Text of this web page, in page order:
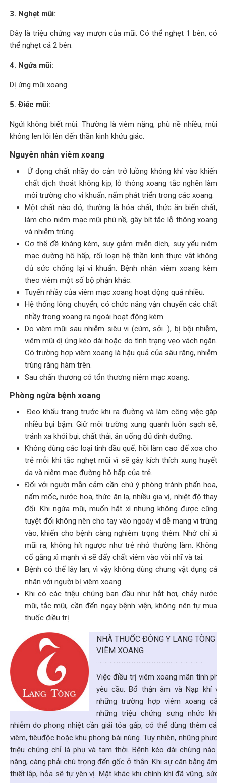
3. Nghẹt mũi:
Đây là triệu chứng vay mượn của mũi. Có thể nghẹt 1 bên, có
thể nghẹt cả 2 bên.
4. Ngứa mũi:
Dị ứng mũi xoang.
5. Điếc mũi:
Ngửi không biết mùi. Thường là viêm nặng, phù nề nhiều, mùi
không len lỏi lên đến thần kinh khứu giác.
Nguyên nhân viêm xoang
Ứ đọng chất nhầy do cản trở luồng không khí vào khiến
chất dịch thoát không kịp, lỗ thông xoang tắc nghẽn làm
môi trường cho vi khuẩn, nấm phát triển trong các xoang.
Một chất nào đó, thường là hóa chất, thức ăn biến chất,
làm cho niêm mạc mũi phù nề, gây bít tắc lỗ thông xoang
và nhiễm trùng.
Cơ thể đề kháng kém, suy giảm miễn dịch, suy yếu niêm
mạc dường hô hấp, rối loạn hệ thần kinh thực vật không
đủ sức chống lại vi khuẩn. Bệnh nhân viêm xoang kèm
theo viêm một số bộ phận khác.
Tuyến nhầy của viêm mạc xoang hoạt động quá nhiều.
Hệ thống lông chuyển, có chức năng vận chuyển các chất
nhầy trong xoang ra ngoài hoạt động kém.
Do viêm mũi sau nhiễm siêu vi (cúm, sởi…), bị bội nhiễm,
viêm mũi dị ứng kéo dài hoặc do tình trạng vẹo vách ngăn.
Có trường hợp viêm xoang là hậu quả của sâu răng, nhiễm
trùng răng hàm trên.
Sau chấn thương có tổn thương niêm mạc xoang.
Phòng ngừa bệnh xoang
Đeo khẩu trang trước khi ra đường và làm công việc gặp
nhiều bụi bặm. Giữ môi trường xung quanh luôn sạch sẽ,
tránh xa khói bụi, chất thải, ăn uống đủ dinh dưỡng.
Không dùng các loại tinh dầu quế, hồi làm cao để xoa cho
trẻ mỗi khi tắc nghẹt mũi vì sẽ gây kích thích xung huyết
da và niêm mạc đường hô hấp của trẻ.
Đối với người mẫn cảm cần chú ý phòng tránh phấn hoa,
nấm mốc, nước hoa, thức ăn lạ, nhiều gia vị, nhiệt độ thay
đổi. Khi ngứa mũi, muốn hắt xì nhưng không được cũng
tuyệt đối không nên cho tay vào ngoáy vì dễ mang vi trùng
vào, khiến cho bệnh càng nghiêm trọng thêm. Nhớ chỉ xì
mũi ra, không hít ngược như trẻ nhỏ thường làm. Không
cố gắng xì mạnh vì sẽ đẩy chất viêm vào vòi nhĩ và tai.
Bệnh có thể lây lan, vì vậy không dùng chung vật dụng cá
nhân với người bị viêm xoang.
Khi có các triệu chứng ban đầu như hắt hơi, chảy nước
mũi, tắc mũi, cần đến ngay bệnh viện, không nên tự mua
thuốc điều trị.
NHÀ THUỐC ÐÔNG Y LANG TÒNG
VIÊM XOANG
………………………………………………………
Việc điều trị viêm xoang mãn tính
yêu cầu: Bổ thận âm và Nạp khí
những trường hợp viêm xoang
những triệu chứng sưng nhức khó
nhiễm do phong nhiệt cần giải tỏa gấp, có thể dùng thêm các
viêm, tiêuđộc hoặc khu phong bài nùng. Tuy nhiên, những
triệu chứng chỉ là phụ và tạm thời. Bệnh kéo dài chừng nào
nặng, càng phải chú trọng đến gốc ở thận. Khi sự cân bằng âm
thiết lập, hỏa sẽ tự yên vị. Mặt khác khi chính khí đã vững, sức